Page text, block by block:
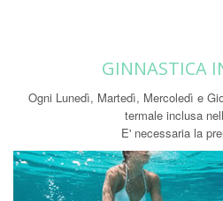
GINNASTICA
Ogni Lunedì, Martedì, Mercoledì e
termale inclusa
E' necessaria la